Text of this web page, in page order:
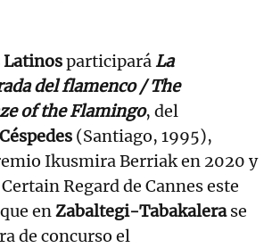
participaráLa
del flamenco / The
of the Flamingo, del
(Santiago, 1995),
Ikusmira Berriak en 2020 y
Regard de Cannes este
enZabaltegi-Tabakalerase
de concurso el